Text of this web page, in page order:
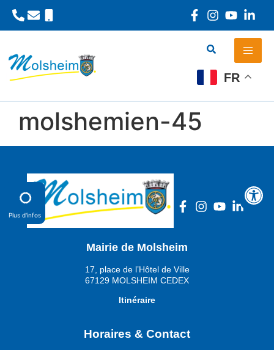
FR
molshemien-45
Mairie de Molsheim
17, place de l’Hôtel de Ville
67129 MOLSHEIM CEDEX
Itinéraire
Horaires & Contact
Plus d'infos
Panneau de gestion des cookies